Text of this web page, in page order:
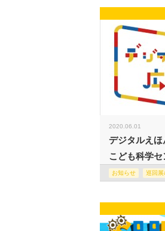
2020.06.01
デジタルえほ
こども科学
お知らせ 巡回